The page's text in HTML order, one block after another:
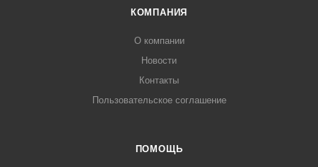
КОМПАНИЯ
О компании
Новости
Контакты
Пользовательское соглашение
ПОМОЩЬ